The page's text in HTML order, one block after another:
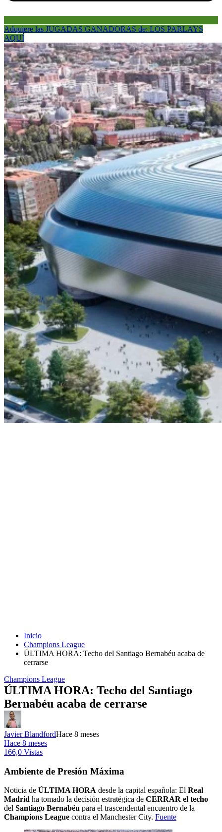
Adquiere las JUGADAS GANADORAS de: LOS PARLAYS
AQUÍ
Inicio
Champions League
ÚLTIMA HORA: Techo del Santiago Bernabéu acaba de
cerrarse
Champions League
ÚLTIMA HORA: Techo del Santiago
Bernabéu acaba de cerrarse
Javier BlandfordHace 8 meses
Hace 8 meses
166,0 Vistas
Ambiente de Presión Máxima
Noticia de ÚLTIMA HORA desde la capital española: El Real
Madrid ha tomado la decisión estratégica de CERRAR el techo
del Santiago Bernabéu para el trascendental encuentro de la
Champions League contra el Manchester City. Fuente